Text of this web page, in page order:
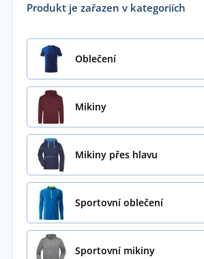
Produkt je zařazen v kategoriích
Oblečení
Mikiny
Mikiny přes hlavu
Sportovní oblečení
Sportovní mikiny